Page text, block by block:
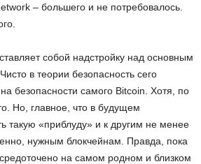
– большего и не потребовалось.
собой надстройку над основным
в теории безопасность сего
безопасности самого Bitcoin. Хотя, по
Но, главное, что в будущем
такую «приблуду» и к другим не менее
нужным блокчейнам. Правда, пока
на самом родном и близком